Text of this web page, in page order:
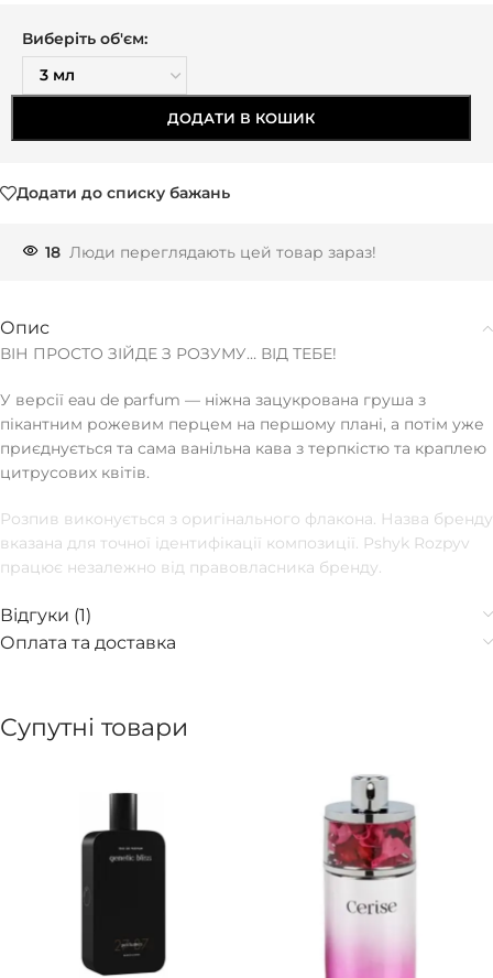
Виберіть об'єм:
ДОДАТИ В КОШИК
Додати до списку бажань
18 Люди переглядають цей товар зараз!
Опис
ВІН ПРОСТО ЗІЙДЕ З РОЗУМУ… ВІД ТЕБЕ!
У версії eau de parfum — ніжна зацукрована груша з
пікантним рожевим перцем на першому плані, а потім уже
приєднується та сама ванільна кава з терпкістю та краплею
цитрусових квітів.
Розпив виконується з оригінального флакона. Назва бренду
вказана для точної ідентифікації композиції. Pshyk Rozpyv
працює незалежно від правовласника бренду.
Відгуки (1)
Оплата та доставка
Супутні товари